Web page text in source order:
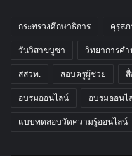
กระทรวงศึกษาธิการ คุรุสภ
วันวิสาขบูชา วิทยาการค
สสวท. สอบครูผู้ช่วย
อบรมออนไลน์ อบรมออนไ
แบบทดสอบวัดความรู้ออนไลน์